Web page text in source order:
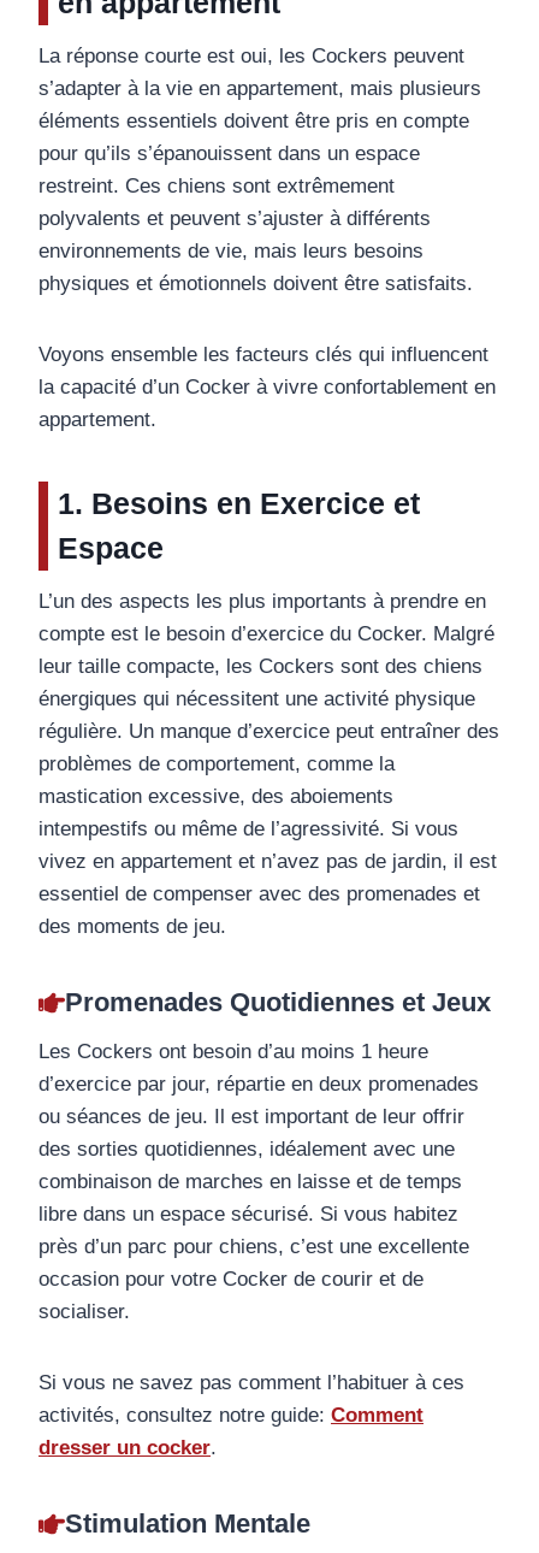
La réponse courte est oui, les Cockers peuvent
s’adapter à la vie en appartement, mais plusieurs
éléments essentiels doivent être pris en compte
pour qu’ils s’épanouissent dans un espace
restreint. Ces chiens sont extrêmement
polyvalents et peuvent s’ajuster à différents
environnements de vie, mais leurs besoins
physiques et émotionnels doivent être satisfaits.
Voyons ensemble les facteurs clés qui influencent
la capacité d’un Cocker à vivre confortablement en
appartement.
1. Besoins en Exercice et
Espace
L’un des aspects les plus importants à prendre en
compte est le besoin d’exercice du Cocker. Malgré
leur taille compacte, les Cockers sont des chiens
énergiques qui nécessitent une activité physique
régulière. Un manque d’exercice peut entraîner des
problèmes de comportement, comme la
mastication excessive, des aboiements
intempestifs ou même de l’agressivité. Si vous
vivez en appartement et n’avez pas de jardin, il est
essentiel de compenser avec des promenades et
des moments de jeu.
Promenades Quotidiennes et Jeux
Les Cockers ont besoin d’au moins 1 heure
d’exercice par jour, répartie en deux promenades
ou séances de jeu. Il est important de leur offrir
des sorties quotidiennes, idéalement avec une
combinaison de marches en laisse et de temps
libre dans un espace sécurisé. Si vous habitez
près d’un parc pour chiens, c’est une excellente
occasion pour votre Cocker de courir et de
socialiser.
Si vous ne savez pas comment l’habituer à ces
activités, consultez notre guide: Comment
dresser un cocker.
Stimulation Mentale